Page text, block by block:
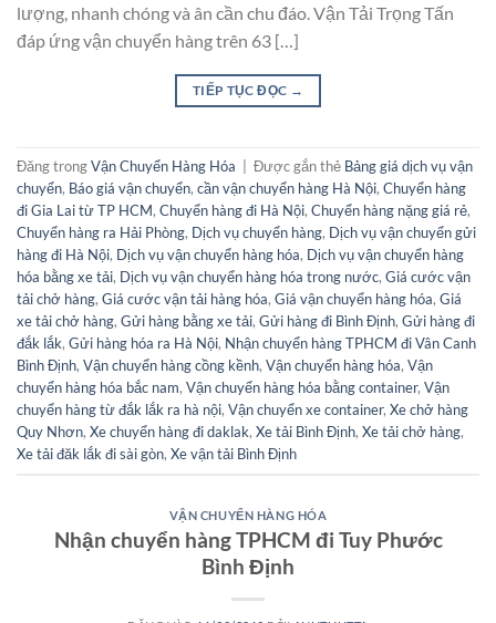
lượng, nhanh chóng và ân cần chu đáo. Vận Tải Trọng Tấn
đáp ứng vận chuyển hàng trên 63 […]
TIẾP TỤC ĐỌC →
Đăng trongVận Chuyển Hàng Hóa Được gắn thẻ Bảng giá dịch vụ vận
chuyển, Báo giá vận chuyển, cần vận chuyển hàng Hà Nội, Chuyển hàng
đi Gia Lai từ TP HCM, Chuyển hàng đi Hà Nội, Chuyển hàng nặng giá rẻ,
Chuyển hàng ra Hải Phòng, Dịch vụ chuyển hàng, Dịch vụ vận chuyển gửi
hàng đi Hà Nội, Dịch vụ vận chuyển hàng hóa, Dịch vụ vận chuyển hàng
hóa bằng xe tải, Dịch vụ vận chuyển hàng hóa trong nước, Giá cước vận
tải chở hàng, Giá cước vận tải hàng hóa, Giá vận chuyển hàng hóa, Giá
xe tải chở hàng, Gửi hàng bằng xe tải, Gửi hàng đi Bình Định, Gửi hàng đi
đắk lắk, Gửi hàng hóa ra Hà Nội, Nhận chuyển hàng TPHCM đi Vân Canh
Bình Định, Vận chuyển hàng cồng kềnh, Vận chuyển hàng hóa, Vận
chuyển hàng hóa bắc nam, Vận chuyển hàng hóa bằng container, Vận
chuyển hàng từ đắk lắk ra hà nội, Vận chuyển xe container, Xe chở hàng
Quy Nhơn, Xe chuyển hàng đi daklak, Xe tải Bình Định, Xe tải chở hàng,
Xe tải đăk lắk đi sài gòn, Xe vận tải Bình Định
VẬN CHUYỂN HÀNG HÓA
Nhận chuyển hàng TPHCM đi Tuy Phước
Bình Định